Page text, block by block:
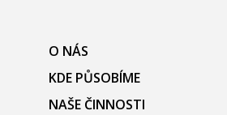
O NÁS
KDE PŮSOBÍME
NAŠE ČINNOSTI